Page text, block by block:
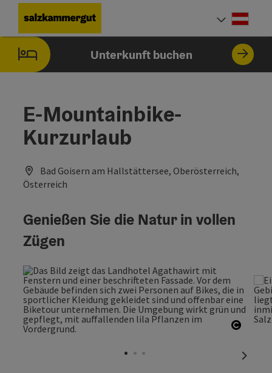
Accesskey
Unterkunft buchen
E-Mountainbike-
Kurzurlaub
Bad Goisern am Hallstättersee, Oberösterreich,
Österreich
Genießen Sie die Natur in vollen
Zügen